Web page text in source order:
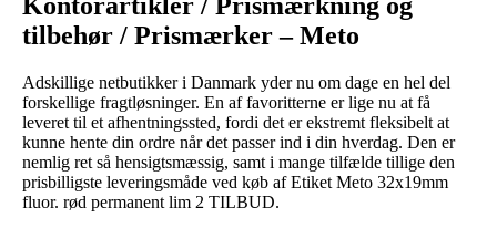
tilbehør / Prismærker – Meto
Adskillige netbutikker i Danmark yder nu om dage en hel del
forskellige fragtløsninger. En af favoritterne er lige nu at få
leveret til et afhentningssted, fordi det er ekstremt fleksibelt at
kunne hente din ordre når det passer ind i din hverdag. Den er
nemlig ret så hensigtsmæssig, samt i mange tilfælde tillige den
prisbilligste leveringsmåde ved køb af Etiket Meto 32x19mm
fluor. rød permanent lim 2 TILBUD.